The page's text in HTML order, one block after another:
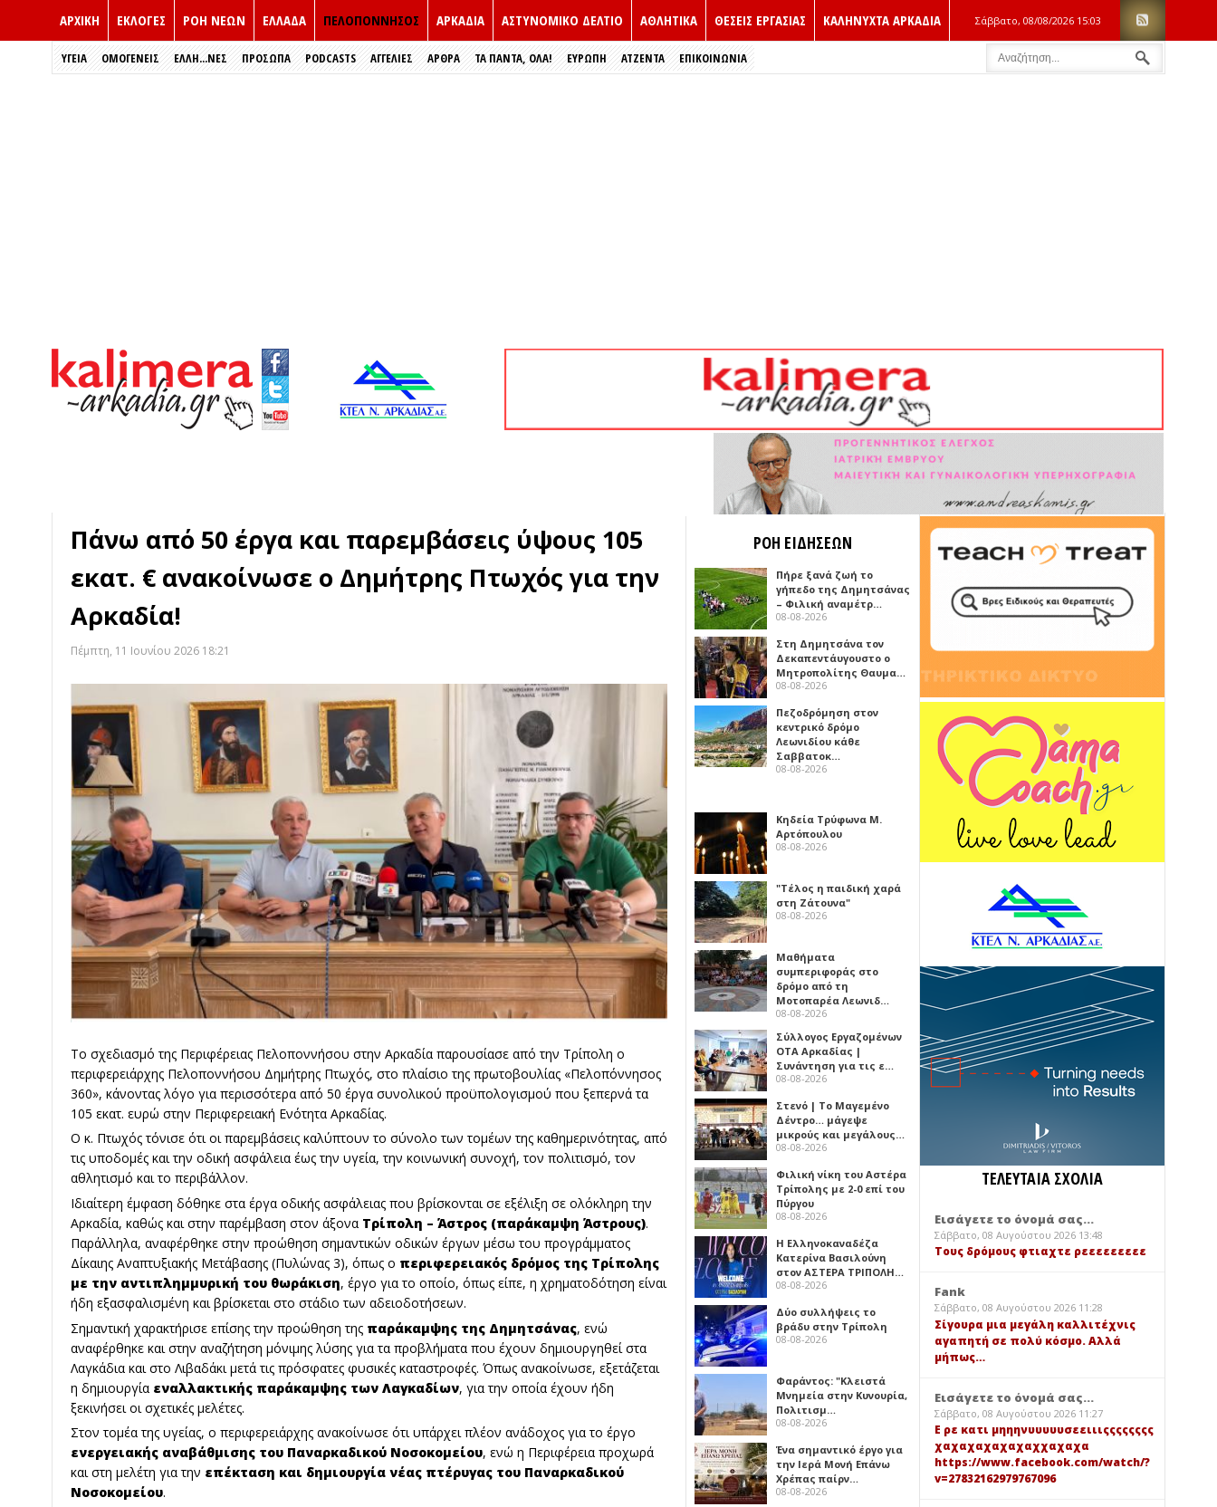
ΑΡΧΙΚΗ ΕΚΛΟΓΈΣ ΡΟΗ ΝΕΩΝ ΕΛΛΑΔΑ ΠΕΛΟΠΟΝΝΗΣΟΣ ΑΡΚΑΔΙΑ ΑΣΤΥΝΟΜΙΚΟ ΔΕΛΤΙΟ ΑΘΛΗΤΙΚΑ ΘΕΣΕΙΣ ΕΡΓΑΣΙΑΣ ΚΑΛΗΝΥΧΤΑ ΑΡΚΑΔΙΑ Σάββατο, 08/08/2026 15:03
ΥΓΕΙΑ ΟΜΟΓΕΝΕΙΣ ΈΛΛΗ...ΝΕΣ ΠΡΌΣΩΠΑ PODCASTS ΑΓΓΕΛΙΕΣ ΑΡΘΡΑ ΤΑ ΠΑΝΤΑ, ΟΛΑ! ΕΥΡΏΠΗ ΑΤΖΕΝΤΑ ΕΠΙΚΟΙΝΩΝΙΑ
Πάνω από 50 έργα και παρεμβάσεις ύψους 105
εκατ. € ανακοίνωσε ο Δημήτρης Πτωχός για την
Αρκαδία!
Πέμπτη, 11 Ιουνίου 2026 18:21
Το σχεδιασμό της Περιφέρειας Πελοποννήσου στην Αρκαδία παρουσίασε από την Τρίπολη ο
περιφερειάρχης Πελοποννήσου Δημήτρης Πτωχός, στο πλαίσιο της πρωτοβουλίας «Πελοπόννησος
360», κάνοντας λόγο για περισσότερα από 50 έργα συνολικού προϋπολογισμού που ξεπερνά τα
105 εκατ. ευρώ στην Περιφερειακή Ενότητα Αρκαδίας.
Ο κ. Πτωχός τόνισε ότι οι παρεμβάσεις καλύπτουν το σύνολο των τομέων της καθημερινότητας, από
τις υποδομές και την οδική ασφάλεια έως την υγεία, την κοινωνική συνοχή, τον πολιτισμό, τον
αθλητισμό και το περιβάλλον.
Ιδιαίτερη έμφαση δόθηκε στα έργα οδικής ασφάλειας που βρίσκονται σε εξέλιξη σε ολόκληρη την
Αρκαδία, καθώς και στην παρέμβαση στον άξονα Τρίπολη – Άστρος (παράκαμψη Άστρους).
Παράλληλα, αναφέρθηκε στην προώθηση σημαντικών οδικών έργων μέσω του προγράμματος
Δίκαιης Αναπτυξιακής Μετάβασης (Πυλώνας 3), όπως ο περιφερειακός δρόμος της Τρίπολης
με την αντιπλημμυρική του θωράκιση, έργο για το οποίο, όπως είπε, η χρηματοδότηση είναι
ήδη εξασφαλισμένη και βρίσκεται στο στάδιο των αδειοδοτήσεων.
Σημαντική χαρακτήρισε επίσης την προώθηση της παράκαμψης της Δημητσάνας, ενώ
αναφέρθηκε και στην αναζήτηση μόνιμης λύσης για τα προβλήματα που έχουν δημιουργηθεί στα
Λαγκάδια και στο Λιβαδάκι μετά τις πρόσφατες φυσικές καταστροφές. Όπως ανακοίνωσε, εξετάζεται
η δημιουργία εναλλακτικής παράκαμψης των Λαγκαδίων, για την οποία έχουν ήδη
ξεκινήσει οι σχετικές μελέτες.
Στον τομέα της υγείας, ο περιφερειάρχης ανακοίνωσε ότι υπάρχει πλέον ανάδοχος για το έργο
ενεργειακής αναβάθμισης του Παναρκαδικού Νοσοκομείου, ενώ η Περιφέρεια προχωρά
και στη μελέτη για την επέκταση και δημιουργία νέας πτέρυγας του Παναρκαδικού
Νοσοκομείου.
ΡΟΗ ΕΙΔΗΣΕΩΝ
Πήρε ξανά ζωή το
γήπεδο της Δημητσάνας
– Φιλική αναμέτρ…
08-08-2026
Στη Δημητσάνα τον
Δεκαπεντάυγουστο ο
Μητροπολίτης Θαυμα…
08-08-2026
Πεζοδρόμηση στον
κεντρικό δρόμο
Λεωνιδίου κάθε
Σαββατοκ…
08-08-2026
Κηδεία Τρύφωνα Μ.
Αρτόπουλου
08-08-2026
"Τέλος η παιδική χαρά
στη Ζάτουνα"
08-08-2026
Μαθήματα
συμπεριφοράς στο
δρόμο από τη
Μοτοπαρέα Λεωνιδ…
08-08-2026
Σύλλογος Εργαζομένων
ΟΤΑ Αρκαδίας |
Συνάντηση για τις ε…
08-08-2026
Στενό | Το Μαγεμένο
Δέντρο… μάγεψε
μικρούς και μεγάλους…
08-08-2026
Φιλική νίκη του Αστέρα
Τρίπολης με 2-0 επί του
Πύργου
08-08-2026
Η Ελληνοκαναδέζα
Κατερίνα Βασιλούνη
στον ΑΣΤΕΡΑ ΤΡΙΠΟΛΗ…
08-08-2026
Δύο συλλήψεις το
βράδυ στην Τρίπολη
08-08-2026
Φαράντος: "Κλειστά
Μνημεία στην Κυνουρία,
Πολιτισμ…
08-08-2026
Ένα σημαντικό έργο για
την Ιερά Μονή Επάνω
Χρέπας παίρν…
08-08-2026
ΤΕΛΕΥΤΑΙΑ ΣΧΟΛΙΑ
Εισάγετε το όνομά σας...
Σάββατο, 08 Αυγούστου 2026 13:48
Τους δρόμους φτιαχτε ρεεεεεεεεε
Fank
Σάββατο, 08 Αυγούστου 2026 11:28
Σίγουρα μια μεγάλη καλλιτέχνις
αγαπητή σε πολύ κόσμο. Αλλά
μήπως…
Εισάγετε το όνομά σας...
Σάββατο, 08 Αυγούστου 2026 11:27
Ε ρε κατι μηηηνυυυυυσεειιιςςςςςςςς
χαχαχαχαχαχαχχαχαχα
https://www.facebook.com/watch/?
v=27832162979767096